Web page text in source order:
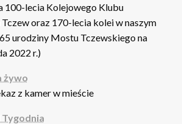
100-lecia Kolejowego Klubu
oraz 170-lecia kolei w naszym
urodziny Mostu Tczewskiego na
2022 r.)
żywo
z kamer w mieście
Tygodnia